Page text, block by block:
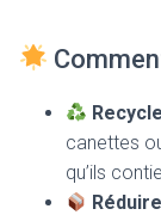
canettes
qu’ils